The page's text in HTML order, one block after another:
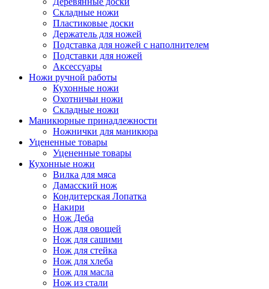
Складные ножи
Пластиковые доски
Держатель для ножей
Подставка для ножей с наполнителем
Подставки для ножей
Аксессуары
Ножи ручной работы
Кухонные ножи
Охотничьи ножи
Складные ножи
Маникюрные принадлежности
Ножнички для маникюра
Уцененные товары
Уцененные товары
Кухонные ножи
Вилка для мяса
Дамасский нож
Кондитерская Лопатка
Накири
Нож Деба
Нож для овощей
Нож для сашими
Нож для стейка
Нож для хлеба
Нож для масла
Нож из стали